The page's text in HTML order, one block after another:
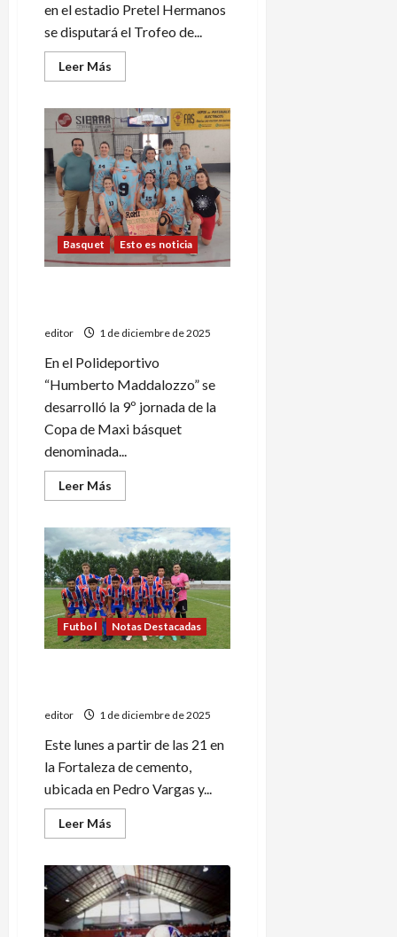
en el estadio Pretel Hermanos
se disputará el Trofeo de...
Leer Más
más
Pedal
y
Quiroga
definen
el
Trofeo
de
Campeones
Basquet Esto es noticia
editor 1 de diciembre de 2025
En el Polideportivo
“Humberto Maddalozzo” se
desarrolló la 9º jornada de la
Copa de Maxi básquet
denominada...
Leer Más
más
Novena
jornada
del
Maxi
básquet
sureño
Futbol Notas Destacadas
editor 1 de diciembre de 2025
Este lunes a partir de las 21 en
la Fortaleza de cemento,
ubicada en Pedro Vargas y...
Leer Más
más
Regional
Amateur:
Pedal
recibe
a